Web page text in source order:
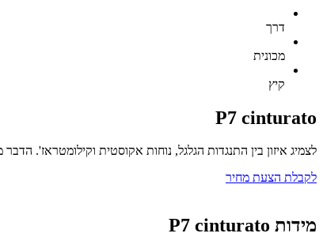
דרך
מכונית
קיץ
P7 cinturato
לצמיג איזון בין התנגדות הגלגל, נוחות אקוסטית וקילומטראז'.
לקבלת הצעת מחיר
מידות P7 cinturato